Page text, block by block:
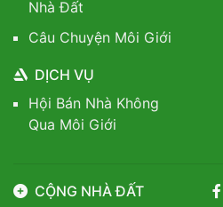
Nhà Đất
Câu Chuyện Môi Giới
DỊCH VỤ
Hội Bán Nhà Không
Qua Môi Giới
CỘNG NHÀ ĐẤT